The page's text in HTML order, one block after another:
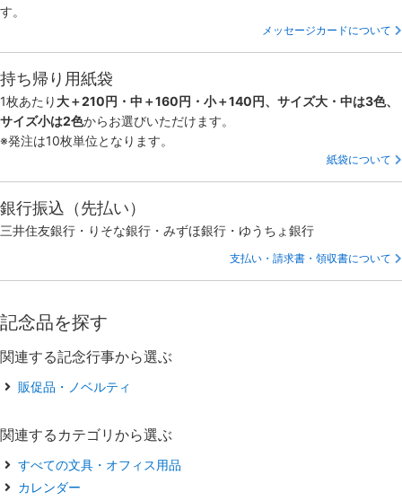
す。
メッセージカードについて
持ち帰り用紙袋
1枚あたり 大＋210円・中＋160円・小＋140円、サイズ大・中は3色、
サイズ小は2色からお選びいただけます。
※発注は10枚単位となります。
紙袋について
銀行振込（先払い）
三井住友銀行・りそな銀行・みずほ銀行・ゆうちょ銀行
支払い・請求書・領収書について
記念品を探す
関連する記念行事から選ぶ
販促品・ノベルティ
関連するカテゴリから選ぶ
すべての文具・オフィス用品
カレンダー